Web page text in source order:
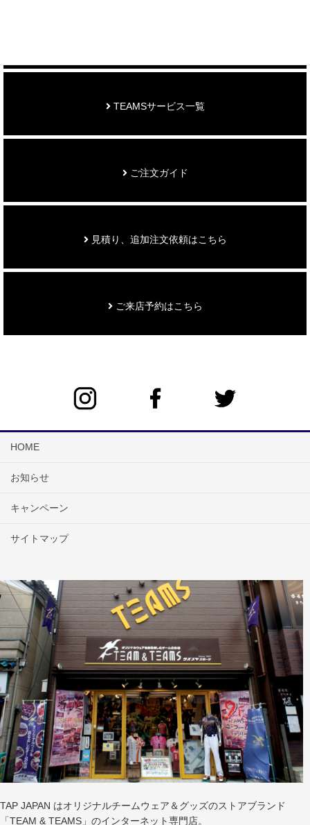
TEAMSサービス一覧
ご注文ガイド
見積り、追加注文依頼はこちら
ご来店予約はこちら
HOME
お知らせ
キャンペーン
サイトマップ
TAP JAPAN はオリジナルチームウェア＆グッズのストアブランド
「TEAM & TEAMS」のインターネット専門店。